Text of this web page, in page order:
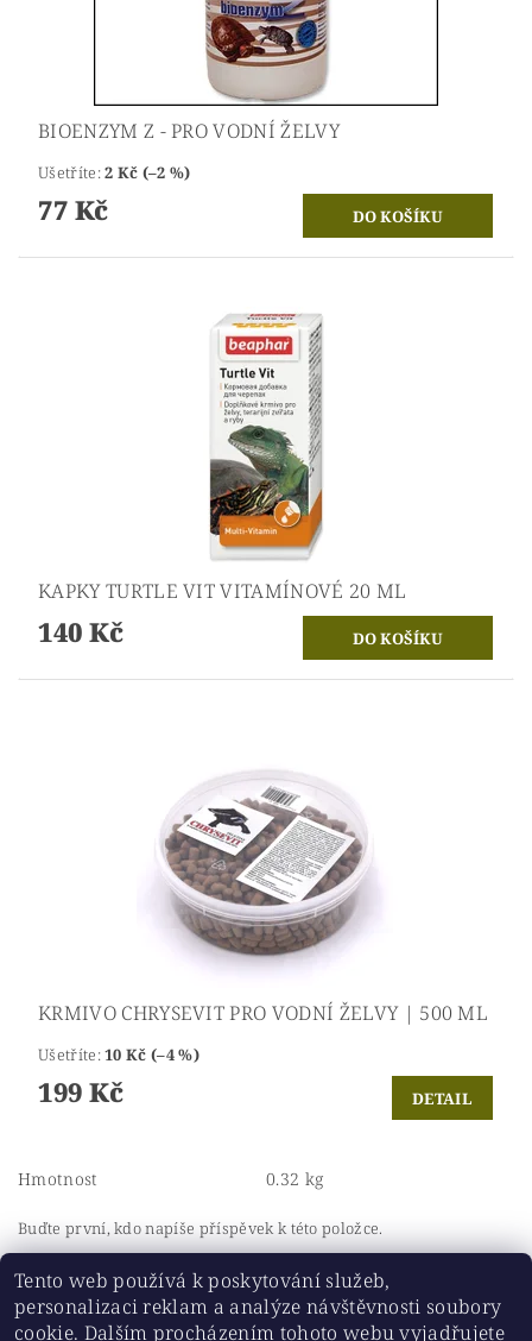
BIOENZYM Z - PRO VODNÍ ŽELVY
Ušetříte:2 Kč (–2 %)
77 Kč
KAPKY TURTLE VIT VITAMÍNOVÉ 20 ML
140 Kč
KRMIVO CHRYSEVIT PRO VODNÍ ŽELVY | 500 ML
Ušetříte:10 Kč (–4 %)
199 Kč DETAIL
Hmotnost 0.32 kg
Buďte první, kdo napíše příspěvek k této položce.
Přidat komentář
Tento web používá k poskytování služeb,
personalizaci reklam a analýze návštěvnosti soubory
cookie. Dalším procházením tohoto webu vyjadřujete